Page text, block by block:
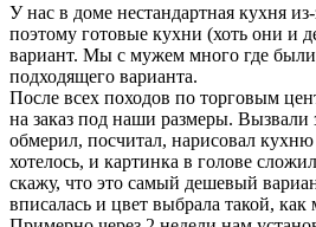
У нас в доме нестандартная кухня
поэтому готовые кухни (хоть они и
вариант. Мы с мужем много где
подходящего варианта.
После всех походов по торговым
на заказ под наши размеры. Вызвали
обмерил, посчитал, нарисовал
хотелось, и картинка в голове
скажу, что это самый дешевый
вписалась и цвет выбрала такой, как